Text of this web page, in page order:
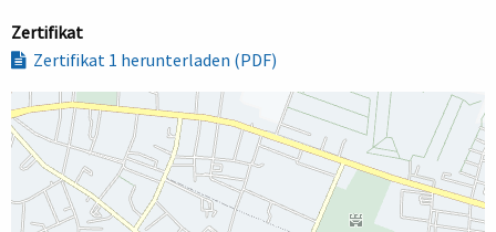
Zertifikat
Zertifikat 1 herunterladen (PDF)